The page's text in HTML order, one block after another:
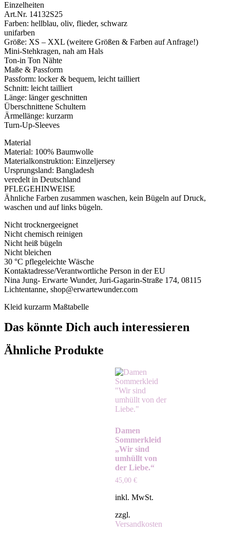
Einzelheiten
Art.Nr. 14132S25
Farben: hellblau, oliv, flieder, schwarz
unifarben
Größe: XS – XXL (weitere Größen & Farben auf Anfrage!)
Mini-Stehkragen, nah am Hals
Ton-in Ton Nähte
Maße & Passform
Passform: locker & bequem, leicht tailliert
Schnitt: leicht tailliert
Länge: länger geschnitten
Überschnittene Schultern
Ärmellänge: kurzarm
Turn-Up-Sleeves
Material
Material: 100% Baumwolle
Materialkonstruktion: Einzeljersey
Ursprungsland: Bangladesh
veredelt in Deutschland
PFLEGEHINWEISE
Ähnliche Farben zusammen waschen, kein Bügeln auf Druck,
waschen und auf links bügeln.
Nicht trocknergeeignet
Nicht chemisch reinigen
Nicht heiß bügeln
Nicht bleichen
30 °C pflegeleichte Wäsche
Kontaktadresse/Verantwortliche Person in der EU
Nina Jung- Erwarte Wunder, Juri-Gagarin-Straße 174, 08115
Lichtentanne, shop@erwartewunder.com
Kleid kurzarm Maßtabelle
Das könnte Dich auch interessieren
Ähnliche Produkte
Damen
Sommerkleid
„Wir sind
umhüllt von
der Liebe.“
45,00 €
inkl. MwSt.
zzgl.
Versandkosten